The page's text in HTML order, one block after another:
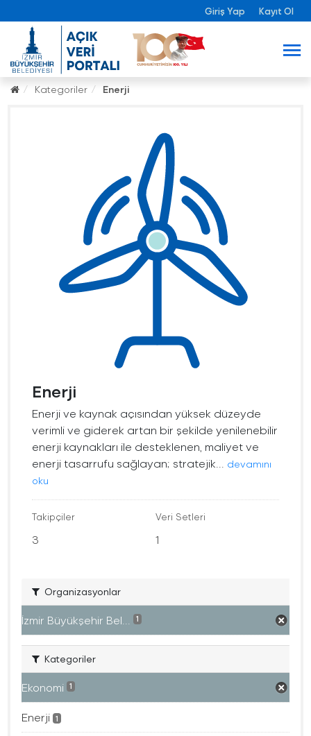
Giriş Yap Kayıt Ol
Kategoriler Enerji
Enerji
Enerji ve kaynak açısından yüksek düzeyde
verimli ve giderek artan bir şekilde yenilenebilir
enerji kaynakları ile desteklenen, maliyet ve
enerji tasarrufu sağlayan; stratejik...
devamını
oku
Takipçiler
3
Veri Setleri
1
Organizasyonlar
İzmir Büyükşehir Bel... 1
Kategoriler
Ekonomi 1
Enerji 1